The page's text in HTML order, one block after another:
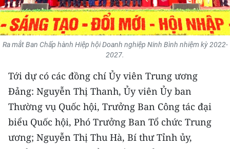
KHOA HỌC - CÔNG NGHỆ
MÔI TRƯỜNG
KIỂM CHỨNG THÔNG TIN
TRI THỨC CHUYÊN SÂU
54 DÂN TỘC VIỆT NAM
Ra mắt Ban Chấp hành Hiệp hội Doanh nghiệp Ninh Bình nhiệm kỳ 2022-
2027.
Tới dự có các đồng chí Ủy viên Trung ương
Đảng: Nguyễn Thị Thanh, Ủy viên Ủy ban
Thường vụ Quốc hội, Trưởng Ban Công tác đại
biểu Quốc hội, Phó Trưởng Ban Tổ chức Trung
ương; Nguyễn Thị Thu Hà, Bí thư Tỉnh ủy,